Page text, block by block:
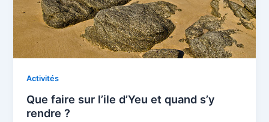
Activités
Que faire sur l’ile d’Yeu et quand s’y
rendre ?